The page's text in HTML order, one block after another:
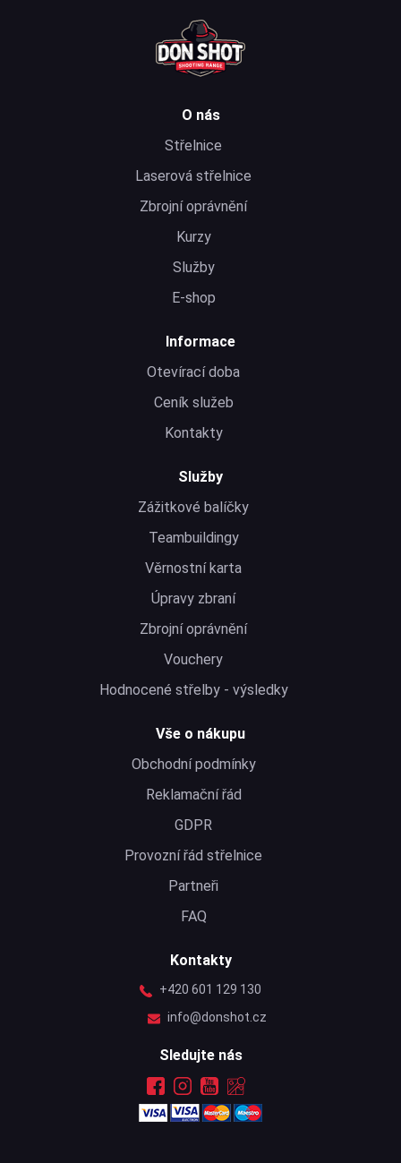
O nás
Střelnice
Laserová střelnice
Zbrojní oprávnění
Kurzy
Služby
E-shop
Informace
Otevírací doba
Ceník služeb
Kontakty
Služby
Zážitkové balíčky
Teambuildingy
Věrnostní karta
Úpravy zbraní
Zbrojní oprávnění
Vouchery
Hodnocené střelby - výsledky
Vše o nákupu
Obchodní podmínky
Reklamační řád
GDPR
Provozní řád střelnice
Partneři
FAQ
Kontakty
+420 601 129 130
info@donshot.cz
Sledujte nás